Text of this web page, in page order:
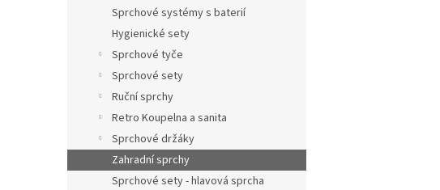
Sprchové systémy s baterií
Hygienické sety
Sprchové tyče
Sprchové sety
Ruční sprchy
Retro Koupelna a sanita
Sprchové držáky
Zahradní sprchy
Sprchové sety - hlavová sprcha